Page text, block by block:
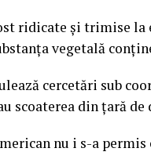
ridicate şi trimise
vegetală
cercetări sub
scoaterea din ţară
nu i s-a